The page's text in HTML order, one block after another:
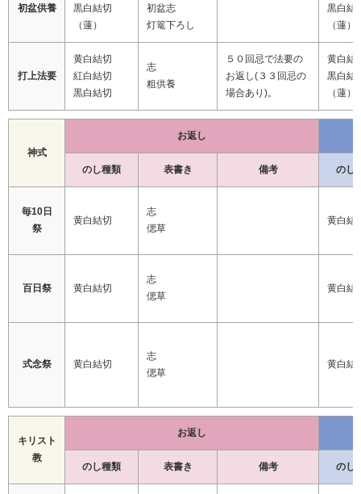
初盆供養
黒白結切
（蓮）
初盆志
灯篭下ろし
黒白結
（蓮）
打上法要
黄白結切
紅白結切
黒白結切
志
粗供養
５０回忌で法要の
お返し(３３回忌の
場合あり)。
黄白結
黒白結
（蓮）
神式
お返し
のし種類 表書き 備考 のし
毎10日
祭
黄白結切
志
偲草
黄白結
百日祭 黄白結切
志
偲草
黄白結
式念祭 黄白結切
志
偲草
黄白結
キリスト
教
お返し
のし種類 表書き 備考 のし